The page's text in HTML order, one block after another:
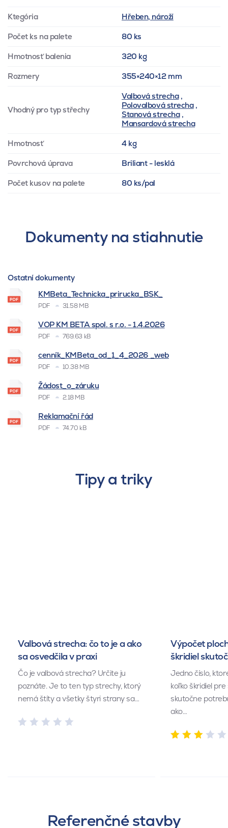
Ktegória Hřeben, nároží
Počet ks na palete 80 ks
Hmotnosť balenia 320 kg
Rozmery 355×240×12 mm
Vhodný pro typ střechy
Valbová strecha,
Polovalbová strecha,
Stanová strecha,
Mansardová strecha
Hmotnosť 4 kg
Povrchová úprava Briliant - lesklá
Počet kusov na palete 80 ks/pal
Dokumenty na stiahnutie
Ostatní dokumenty
KMBeta_Technicka_prirucka_BSK_
PDF 31.58 MB
VOP KM BETA spol. s r.o. - 1.4.2026
PDF 769.63 kB
cenník_KMBeta_od_1_4_2026 _web
PDF 10.38 MB
Žádost_o_záruku
PDF 2.18 MB
Reklamační řád
PDF 74.70 kB
Tipy a triky
Valbová strecha: čo to je a ako
sa osvedčila v praxi
Čo je valbová strecha? Určite ju
poznáte. Je to ten typ strechy, ktorý
nemá štíty a všetky štyri strany sa…
Výpočet
škridiel
Jedno číslo,
koľko škridiel
skutočne
ako…
Referenčné stavby